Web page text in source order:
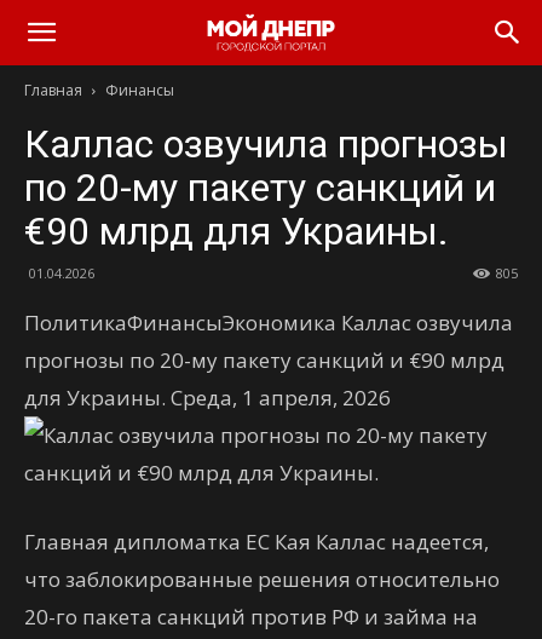
Главная Финансы
Каллас озвучила прогнозы
по 20-му пакету санкций и
€90 млрд для Украины.
01.04.2026 805
ПолитикаФинансыЭкономика Каллас озвучила
прогнозы по 20-му пакету санкций и €90 млрд
для Украины. Среда, 1 апреля, 2026
Главная дипломатка ЕС Кая Каллас надеется,
что заблокированные решения относительно
20-го пакета санкций против РФ и займа на